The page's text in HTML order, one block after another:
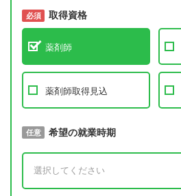
必須 取得資格
薬剤師
薬剤師取得見込
必須 取得予定年
任意 希望の就業時期